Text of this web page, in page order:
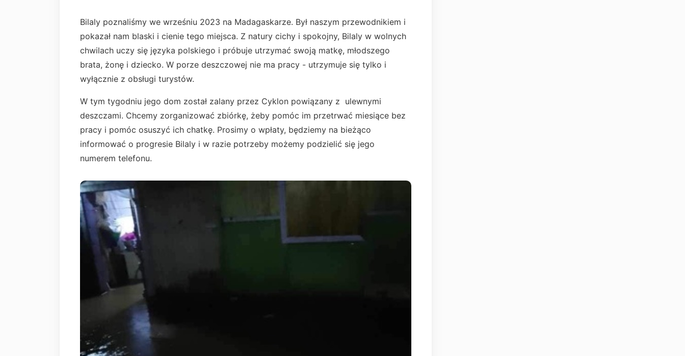
Bilaly poznaliśmy we wrześniu 2023 na Madagaskarze. Był naszym przewodnikiem i
pokazał nam blaski i cienie tego miejsca. Z natury cichy i spokojny, Bilaly w wolnych
chwilach uczy się języka polskiego i próbuje utrzymać swoją matkę, młodszego
brata, żonę i dziecko. W porze deszczowej nie ma pracy - utrzymuje się tylko i
wyłącznie z obsługi turystów.
W tym tygodniu jego dom został zalany przez Cyklon powiązany z ulewnymi
deszczami. Chcemy zorganizować zbiórkę, żeby pomóc im przetrwać miesiące bez
pracy i pomóc osuszyć ich chatkę. Prosimy o wpłaty, będziemy na bieżąco
informować o progresie Bilaly i w razie potrzeby możemy podzielić się jego
numerem telefonu.